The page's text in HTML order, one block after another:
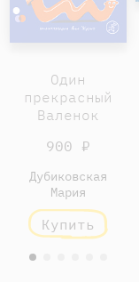
Один
прекрасный
Валенок
900 ₽
Дубиковская
Мария
Купить